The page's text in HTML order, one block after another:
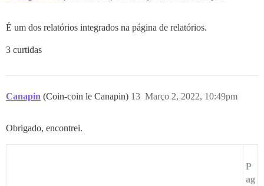
É um dos relatórios integrados na página de relatórios.
3 curtidas
Canapin (Coin-coin le Canapin) Março 2, 2022, 10:49pm
13
Obrigado, encontrei.
P
ag